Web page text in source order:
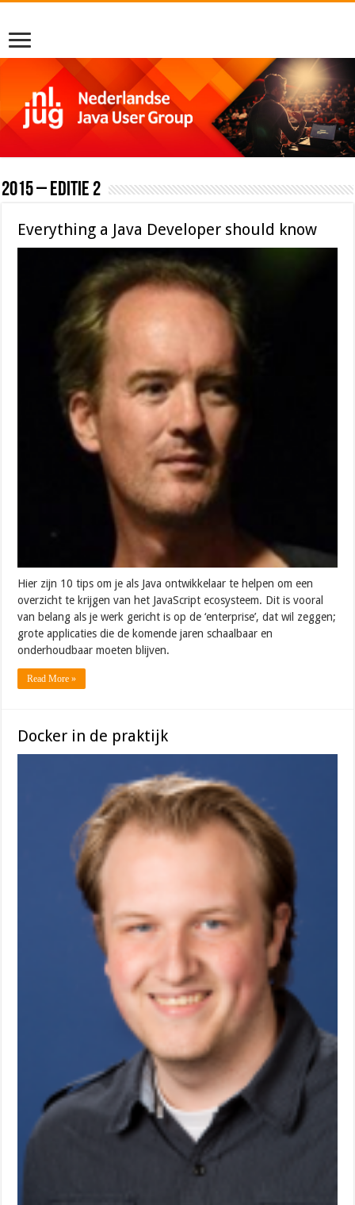
2015 – editie 2
Everything a Java Developer should know
Hier zijn 10 tips om je als Java ontwikkelaar te helpen om een
overzicht te krijgen van het JavaScript ecosysteem. Dit is vooral
van belang als je werk gericht is op de ‘enterprise’, dat wil zeggen;
grote applicaties die de komende jaren schaalbaar en
onderhoudbaar moeten blijven.
Read More »
Docker in de praktijk